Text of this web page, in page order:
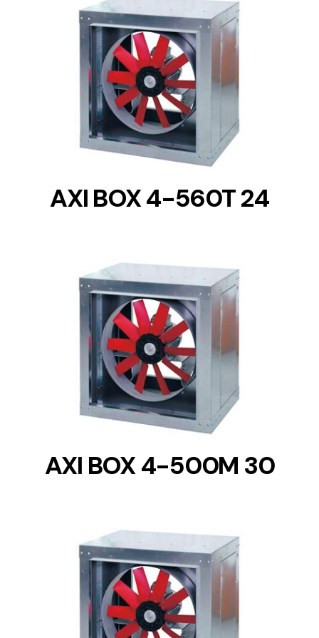
DETAILS
AXI BOX 4-560T 24
DETAILS
AXI BOX 4-500M 30
DETAILS